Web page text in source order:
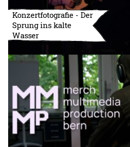
Konzertfotografie - Der
Sprung ins kalte
Wasser